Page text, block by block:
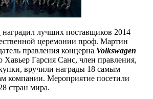
наградил лучших поставщиков 2014
церемонии проф. Мартин
правления концерна Volkswagen
Хавьер Гарсия Санс, член правления,
вручили награды 18 самым
компании. Мероприятие посетили
стран мира.